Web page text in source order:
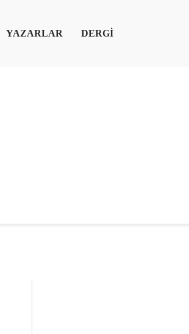
YAZARLAR DERGİ